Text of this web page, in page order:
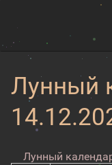
Лунный
Лунный